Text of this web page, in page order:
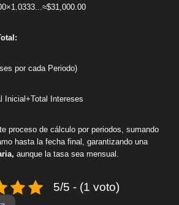
por cada Periodo)
Inicial+Total Intereses
proceso de cálculo por periodos, sumando
hasta la fecha final, garantizando una
aunque la tasa sea mensual.
5/5 - (1 voto)